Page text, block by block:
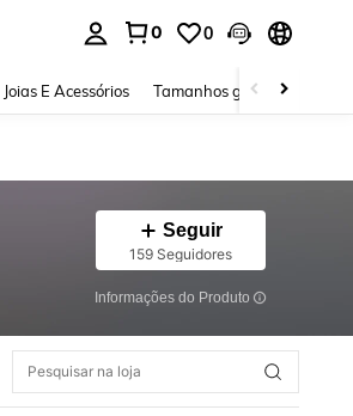
0 0
Joias E Acessórios Tamanhos grandes
Seguir
159 Seguidores
Informações do Produto